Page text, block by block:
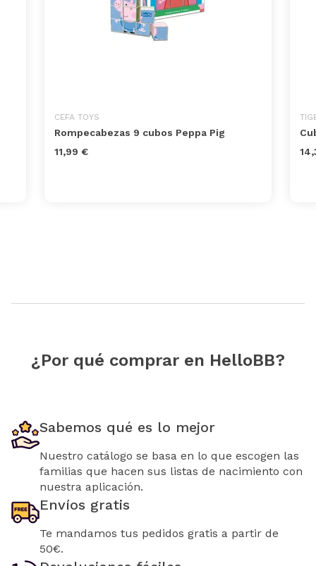
CEFA TOYS
Rompecabezas 9 cubos Peppa Pig
11,99 €
¿Por qué comprar en HelloBB?
Sabemos qué es lo mejor
Nuestro catálogo se basa en lo que escogen las
familias que hacen sus listas de nacimiento con
nuestra aplicación.
Envíos gratis
Te mandamos tus pedidos gratis a partir de
50€.